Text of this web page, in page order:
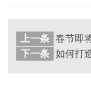
上一条
下一条